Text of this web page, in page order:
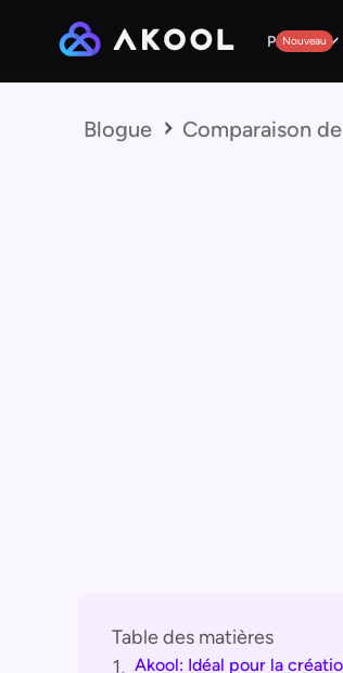
Produits
Nouveau
Blogue Comparaison
Table des matières
1. Akool: Idéal pour la